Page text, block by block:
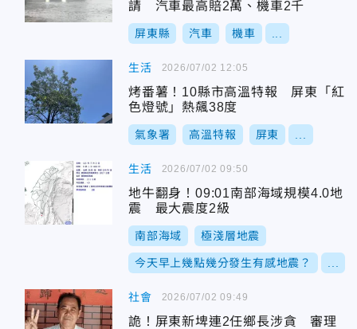
請 汽車最高賠2萬、機車2千
屏東縣 汽車 機車
生活
烤番薯！10縣市高溫特報 屏東「紅
色燈號」熱飆38度
氣象署 高溫特報 屏東
2026/07/02 12:05
生活
地牛翻身！09:01南部海域規模4.0地
震 最大震度2級
南部海域 極淺層地震
今天早上幾點幾分發生有感地震？
2026/07/02 09:50
社會
詭！屏東新埤連2任鄉長涉貪 審理
2026/07/02 09:49